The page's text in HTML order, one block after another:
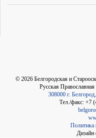
© 2026 Белгородская и
Русская
308000 г.
Тел./факс: +7
Политика
Дизайн